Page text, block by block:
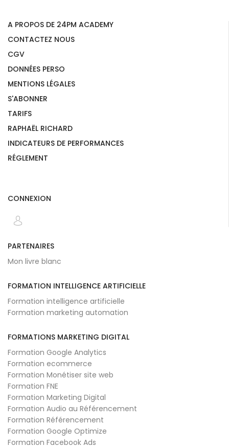
A PROPOS DE 24PM ACADEMY
CONTACTEZ NOUS
CGV
DONNÉES PERSO
MENTIONS LÉGALES
S'ABONNER
TARIFS
RAPHAËL RICHARD
INDICATEURS DE PERFORMANCES
RÉGLEMENT
CONNEXION
PARTENAIRES
Mon livre blanc
FORMATION INTELLIGENCE ARTIFICIELLE
Formation intelligence artificielle
Formation marketing automation
FORMATIONS MARKETING DIGITAL
Formation Google Analytics
Formation ecommerce
Formation Monétiser site web
Formation FNE
Formation Marketing Digital
Formation Audio au Référencement
Formation Référencement
Formation Google Optimize
Formation Facebook Ads